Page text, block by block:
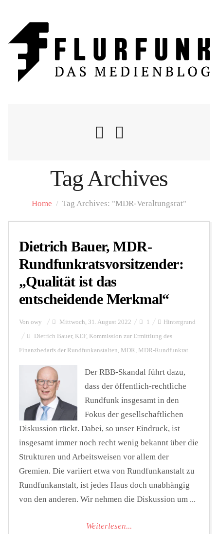
Nachrichten
Personalien
Hintergrund
FUNKTURM-Beiträge
Podcast
Seminare
Unterstützen
Tag Archives
Home / Tag Archives: "MDR-Veraltungsrat"
Dietrich Bauer, MDR-
Rundfunkratsvorsitzender:
„Qualität ist das
entscheidende Merkmal“
Von owy Mittwoch, 31. August 2022 1 Hintergrund
Dietrich Bauer, KEF, Kommission zur Ermittlung des
Finanzbedarfs der Rundfunkanstalten, MDR, MDR-Rundfunkrat
Der RBB-Skandal führt dazu,
dass der öffentlich-rechtliche
Rundfunk insgesamt in den
Fokus der gesellschaftlichen
Diskussion rückt. Dabei, so unser Eindruck, ist
insgesamt immer noch recht wenig bekannt über die
Strukturen und Arbeitsweisen vor allem der
Gremien. Die variiert etwa von Rundfunkanstalt zu
Rundfunkanstalt, ist jedes Haus doch unabhängig
von den anderen. Wir nehmen die Diskussion um ...
Weiterlesen...